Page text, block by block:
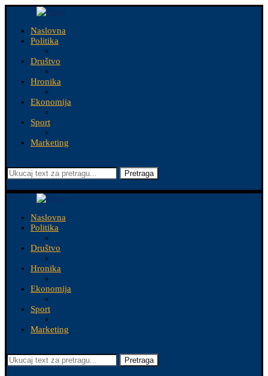
Naslovna
Politika
Društvo
Hronika
Ekonomija
Sport
Marketing
Pretraga
Naslovna
Politika
Društvo
Hronika
Ekonomija
Sport
Marketing
Pretraga